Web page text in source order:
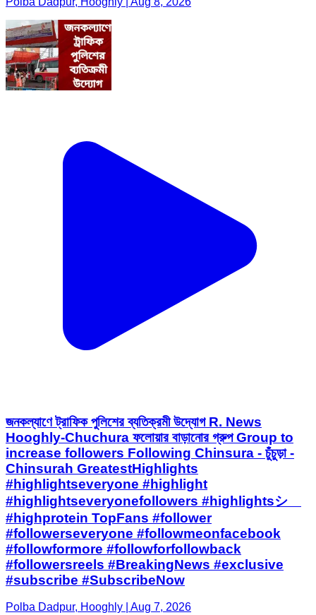
জনকল্যাণে ট্রাফিক পুলিশের ব্যতিক্রমী উদ্যোগ R. News
Hooghly-Chuchura ফলোয়ার বাড়ানোর গ্রুপ Group to
increase followers Following Chinsura - চুঁচুড়া -
Chinsurah GreatestHighlights
#highlightseveryone #highlight
#highlightseveryonefollowers #highlightsシ゚
#highprotein TopFans #follower
#followerseveryone #followmeonfacebook
#followformore #followforfollowback
#followersreels #BreakingNews #exclusive
#subscribe #SubscribeNow
Polba Dadpur, Hooghly | Aug 7, 2026